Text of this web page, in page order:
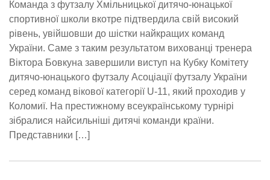
Команда з футзалу Хмільницької дитячо-юнацької
спортивної школи вкотре підтвердила свій високий
рівень, увійшовши до шістки найкращих команд
України. Саме з таким результатом вихованці тренера
Віктора Бовкуна завершили виступ на Кубку Комітету
дитячо-юнацького футзалу Асоціації футзалу України
серед команд вікової категорії U-11, який проходив у
Коломиї. На престижному всеукраїнському турнірі
зібралися найсильніші дитячі команди країни.
Представники […]